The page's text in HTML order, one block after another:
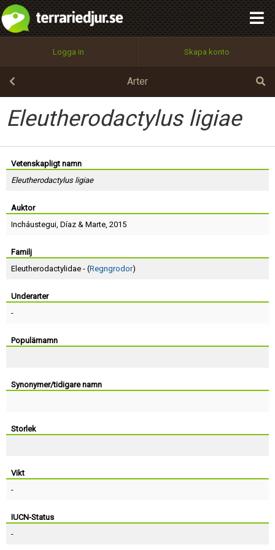
Logga in Skapa konto
Arter
Eleutherodactylus ligiae
Vetenskapligt namn
Eleutherodactylus ligiae
Auktor
Incháustegui, Díaz & Marte, 2015
Familj
Eleutherodactylidae - (Regngrodor)
Underarter
-
Populärnamn
Synonymer/tidigare namn
Storlek
Vikt
-
IUCN-Status
-
Utför
100%
OK
integritetspolicy
Namn:
Epost:
Lösenord:
Terms of Service
Skapa konto
Begär nytt lösenord
Tillbaka till förstasidan